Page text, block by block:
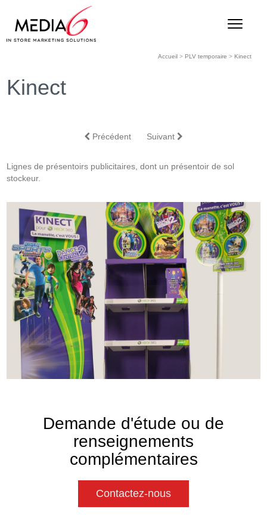
Accueil> PLV temporaire > Kinect
Kinect
Précédent Suivant
Lignes de présentoirs publicitaires, dont un présentoir de sol
stockeur.
Demande d'étude ou de
renseignements
complémentaires
Contactez-nous